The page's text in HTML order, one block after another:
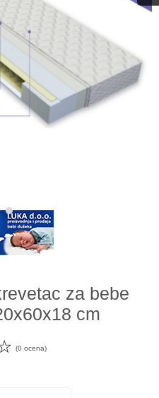
za bebe
cm
(0 ocena)